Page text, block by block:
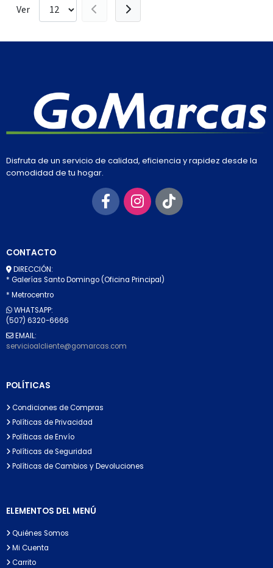
Ver
Disfruta de un servicio de calidad, eficiencia y rapidez desde la
comodidad de tu hogar.
CONTACTO
DIRECCIÓN:
* Galerías Santo Domingo (Oficina Principal)
* Metrocentro
WHATSAPP:
(507) 6320-6666
EMAIL:
servicioalcliente@gomarcas.com
POLÍTICAS
Condiciones de Compras
Políticas de Privacidad
Políticas de Envío
Políticas de Seguridad
Políticas de Cambios y Devoluciones
ELEMENTOS DEL MENÚ
Quiénes Somos
Mi Cuenta
Carrito